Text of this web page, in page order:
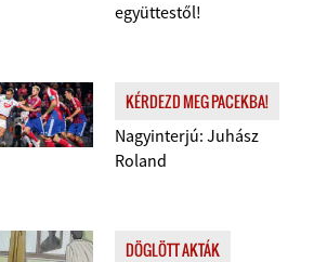
együttestől!
KÉRDEZD MEG PACEKBA!
Nagyinterjú: Juhász
Roland
DÖGLÖTT AKTÁK